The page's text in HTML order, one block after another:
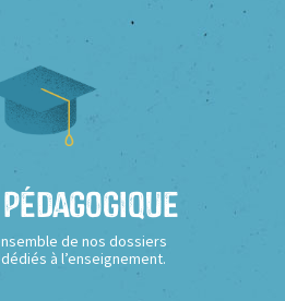
de nos dossiers
à l’enseignement.